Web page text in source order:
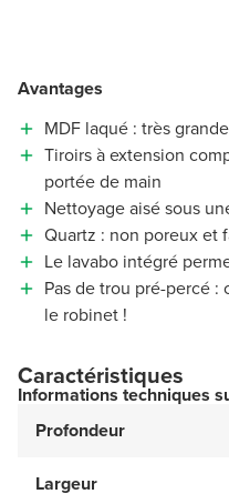
Avantages
MDF laqué : très
Tiroirs à extension
portée de main
Nettoyage aisé sous
Quartz : non poreux et
Le lavabo intégré
Pas de trou pré-percé
le robinet !
Caractéristiques
Informations techniques
Profondeur
Largeur